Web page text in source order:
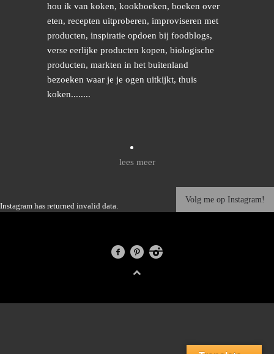
hou ik van koken, kookboeken, boeken over
eten, recepten uitproberen, improviseren met
producten, inspiratie opdoen bij foodblogs,
verse eerlijke producten kopen, biologische
producten, markten in het buitenland
bezoeken waar je je ogen uitkijkt, thuis
koken........
lees meer
Instagram has returned invalid data.
Volg me op Instagram!